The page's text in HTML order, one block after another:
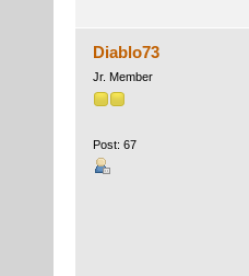
Diablo73
Jr. Member
Post: 67